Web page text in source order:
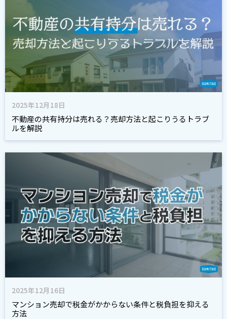
2025年12月18日
不動産の共有持分は売れる？売却方法と起こりうるトラブ
ルを解説
2025年12月16日
マンション売却で税金がかからない条件と税負担を抑える
方法